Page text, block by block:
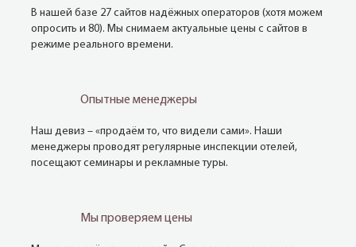
В нашей базе 27 сайтов надёжных операторов (хотя можем
опросить и 80). Мы снимаем актуальные цены с сайтов в
режиме реального времени.
Опытные менеджеры
Наш девиз – «продаём то, что видели сами». Наши
менеджеры проводят регулярные инспекции отелей,
посещают семинары и рекламные туры.
Мы проверяем цены